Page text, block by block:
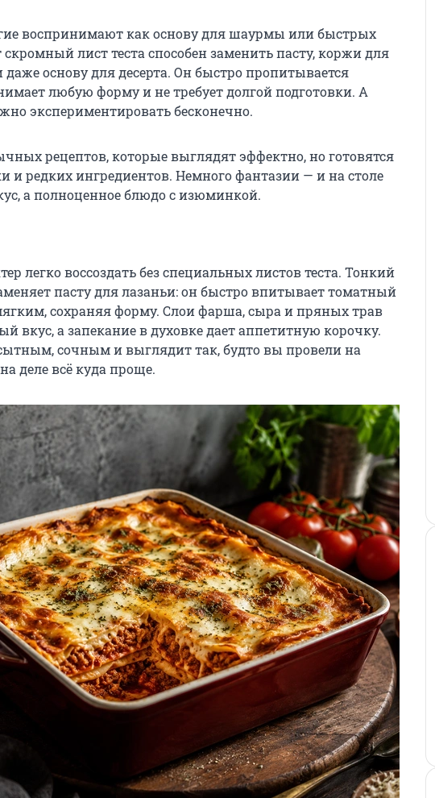
воспринимают как основу для шаурмы или быстрых
скромный лист теста способен заменить пасту, коржи для
основу для десерта. Он быстро пропитывается
любую форму и не требует долгой подготовки. А
экспериментировать бесконечно.
рецептов, которые выглядят эффектно, но готовятся
и редких ингредиентов. Немного фантазии — и на столе
а полноценное блюдо с изюминкой.
легко воссоздать без специальных листов теста. Тонкий
пасту для лазаньи: он быстро впитывает томатный
сохраняя форму. Слои фарша, сыра и пряных трав
вкус, а запекание в духовке дает аппетитную корочку.
сочным и выглядит так, будто вы провели на
деле всё куда проще.